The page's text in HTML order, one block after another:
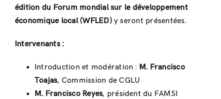
édition du Forum mondial sur le développement
économique local (WFLED)y seront présentées.
Intervenants :
Introduction et modération : M. Francisco
Toajas, Commission de CGLU
M. Francisco Reyes, président du FAMSI